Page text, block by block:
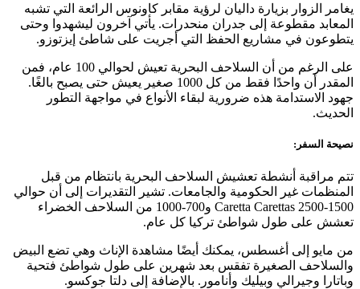
يغامر الزوار بزيارة داليان لرؤية مقابر كاونوس الرائعة التي تشبه
المعابد مقطوعة إلى جدران منحدرات. يأتي آخرون ليشهدوا وحتى
يتطوعون في مشاريع الحفظ التي أجريت على شاطئ إيزتوزو.
على الرغم من أن السلاحف البحرية تعيش لحوالي 100 عام، فمن
المقدر أن واحدًا فقط من كل 1000 صغير يعيش حتى يصبح بالغًا.
جهود الاستدامة هذه ضرورية لبقاء الأنواع في مواجهة التطور
الحديث.
نصيحة السفر:
تتم مراقبة أنشطة تعشيش السلاحف البحرية بانتظام من قبل
المنظمات غير الحكومية والجامعات. تشير التقديرات إلى أن حوالي
1500-2500 Caretta Carettas و700-1000 من السلاحف الخضراء
تعشش على طول شواطئ تركيا كل عام.
من مايو إلى أغسطس، يمكنك أيضًا مشاهدة الإناث وهي تضع البيض
والسلاحف الصغيرة تفقس بعد شهرين على طول شواطئ فتحية
وباتارا وجيرالي وبيليك وأنامور. بالإضافة إلى دلتا جوكسو.